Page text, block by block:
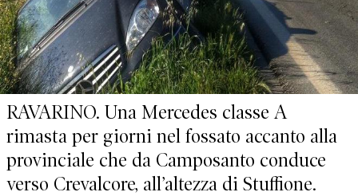
RAVARINO. Una Mercedes classe A
rimasta per giorni nel fossato accanto alla
provinciale che da Camposanto conduce
verso Crevalcore, all’altezza di Stuffione.